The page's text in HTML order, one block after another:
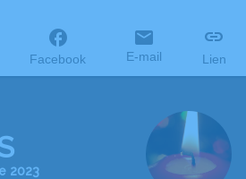
Facebook E-mail Lien
2023